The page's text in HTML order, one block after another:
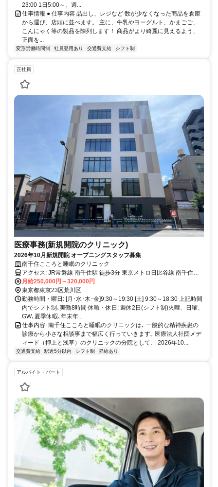
23:00 1日5:00～、週...
仕事情報 ● 仕事内容 品出し、レジなど 数が少なくなった商品を倉庫
から運び、店頭に並べます。 主に、牛乳やヨーグルト、かまごご、
こんにゃく等の製品を陳列します！ 商品がより綺麗に見えるよう、
正面を...
変形労働時間制 社員登用あり 交通費支給 シフト制
正社員
医療事務(新規開院のクリニック)
2026年10月新規開院 オープニングスタッフ募集
南千住こころと睡眠のクリニック
アクセス: JR常磐線 南千住駅 徒歩3分 東京メトロ日比谷線 南千住駅
徒歩3分 つくばエクスプレス 南千住駅 徒歩3分
月給250,000円～320,000円
東京都東京23区荒川区
勤務時間・曜日: [月･水･木･金]9:30～19:30 [土] 9:30～18:30 上記時間
内でシフト制､実働8時間 休暇・休日: 週休2日(シフト制)火曜、日曜、
GW､夏季休暇､年末年...
仕事内容: 南千住こころと睡眠のクリニックは､ 一般的な精神疾患の
診療から小さな相談事まで幅広く行っていきます｡ 医療法人社団メデ
ィード（押上と浅草）のクリニックの分院として、 2026年10...
交通費支給 駅近5分以内 シフト制 昇給あり
アルバイト・パート